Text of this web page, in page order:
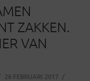
ZAKKEN.
VAN
26 FEBRUARI 2017